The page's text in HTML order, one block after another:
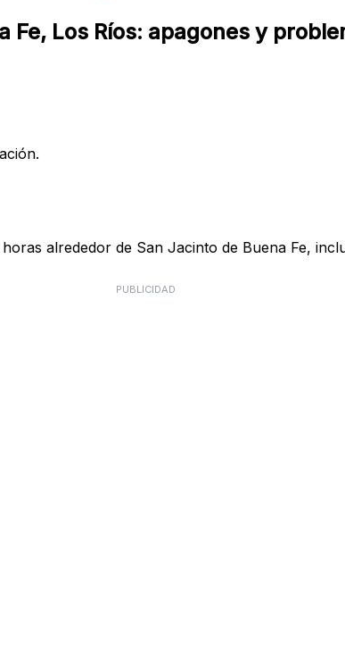
Fe, Los Ríos: apagones y
alrededor de San Jacinto de Buena Fe,
PUBLICIDAD